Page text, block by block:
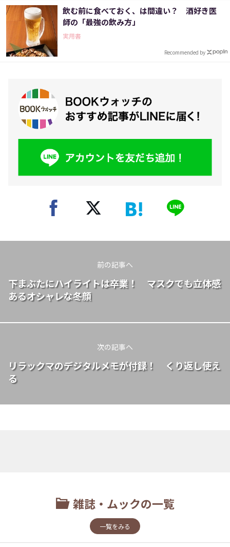
飲む前に食べておく、は間違い？ 酒好き医
師の「最強の飲み方」
実用書
Recommended by
前の記事へ
下まぶたにハイライトは卒業！ マスクでも立体感
あるオシャレな冬顔
次の記事へ
リラックマのデジタルメモが付録！ くり返し使え
る
雑誌・ムックの一覧
一覧をみる